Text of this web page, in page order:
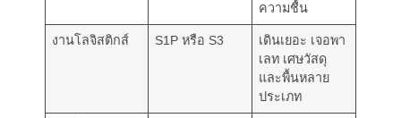
ความชื้น
งานโลจิสติกส์ S1P หรือ S3
เดินเยอะ เจอพา
เลท เศษวัสดุ
และพื้นหลาย
ประเภท